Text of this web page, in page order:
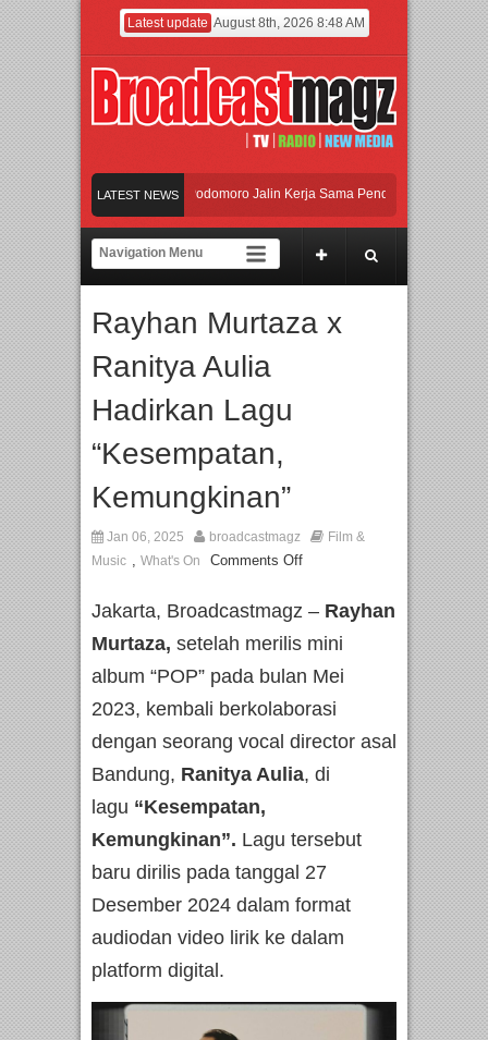
Latest update August 8th, 2026 8:48 AM
LATEST NEWS
UI dan Universitas Agung Podomoro Jalin Kerja Sama Pendidikan dan Riset
Meramaikan Jakarta dengan Ribuan Mainan dan Produk Bayi dari Seluruh
UI dan Universitas Agung Podomoro Jalin Kerja Sama Pendidikan dan Riset
Rayhan Murtaza x
Ranitya Aulia
Hadirkan Lagu
“Kesempatan,
Kemungkinan”
Jan 06, 2025 broadcastmagz
Film &
Music , What's On Comments Off
Jakarta, Broadcastmagz – Rayhan
Murtaza, setelah merilis mini
album “POP” pada bulan Mei
2023, kembali berkolaborasi
dengan seorang vocal director asal
Bandung, Ranitya Aulia, di
lagu “Kesempatan,
Kemungkinan”. Lagu tersebut
baru dirilis pada tanggal 27
Desember 2024 dalam format
audiodan video lirik ke dalam
platform digital.